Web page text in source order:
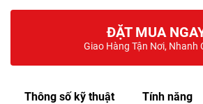
ĐẶT MUA
Giao Hàng Tận Nơi, Nhanh
Thông số kỹ thuật Tính năng